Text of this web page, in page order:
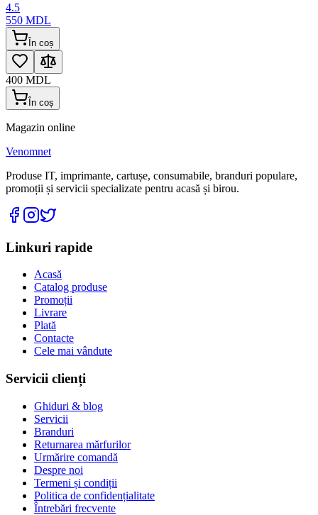
4.5
550 MDL
În coș
400 MDL
În coș
Magazin online
Venomnet
Produse IT, imprimante, cartușe, consumabile, branduri populare,
promoții și servicii specializate pentru acasă și birou.
Linkuri rapide
Acasă
Catalog produse
Promoții
Livrare
Plată
Contacte
Cele mai vândute
Servicii clienți
Ghiduri & blog
Servicii
Branduri
Returnarea mărfurilor
Urmărire comandă
Despre noi
Termeni și condiții
Politica de confidențialitate
Întrebări frecvente